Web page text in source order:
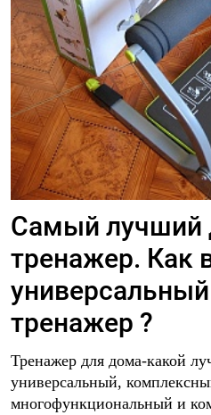
Самый лучший
тренажер. Как
тренажер ?
Тренажер для дома-какой
универсальный,
многофункциональный и